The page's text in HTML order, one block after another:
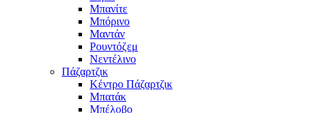
Μπανίτε
Μπόρινο
Μαντάν
Ρουντόζεμ
Νεντέλινο
Πάζαρτζικ
Κέντρο Πάζαρτζικ
Μπατάκ
Μπέλοβο